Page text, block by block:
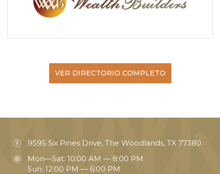
VER DIRECTORIO COMPLETO
9595 Six Pines Drive, The Woodlands, TX 77380
Mon—Sat: 10:00 AM — 8:00 PM
Sun: 12:00 PM — 6:00 PM